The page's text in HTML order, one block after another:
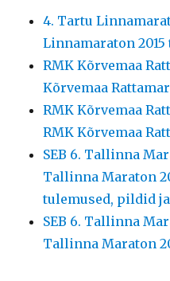
4. Tartu
Linnamaraton 2015
RMK Kõrvemaa
Kõrvemaa
RMK Kõrvemaa
RMK Kõrvemaa
SEB 6. Tallinna
Tallinna Maraton
tulemused, pildid
SEB 6. Tallinna
Tallinna Maraton